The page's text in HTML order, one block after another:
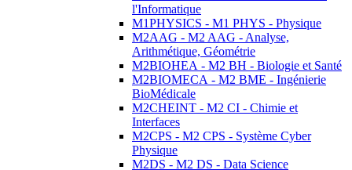
l'Informatique
M1PHYSICS - M1 PHYS - Physique
M2AAG - M2 AAG - Analyse,
Arithmétique, Géométrie
M2BIOHEA - M2 BH - Biologie et Santé
M2BIOMECA - M2 BME - Ingénierie
BioMédicale
M2CHEINT - M2 CI - Chimie et
Interfaces
M2CPS - M2 CPS - Système Cyber
Physique
M2DS - M2 DS - Data Science